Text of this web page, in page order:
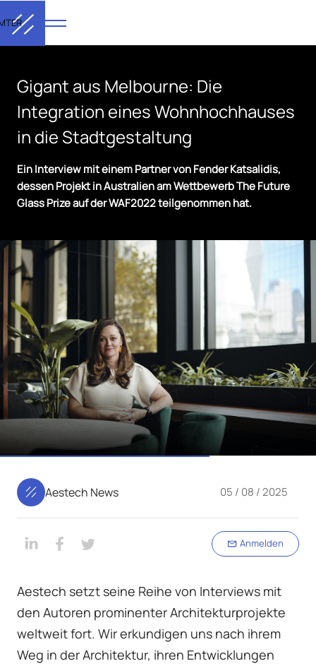
Gigant aus Melbourne: Die
Integration eines Wohnhochhauses
in die Stadtgestaltung
Ein Interview mit einem Partner von Fender Katsalidis,
dessen Projekt in Australien am Wettbewerb The Future
Glass Prize auf der WAF2022 teilgenommen hat.
Aestech News 05 / 08 / 2025
Anmelden
Aestech setzt seine Reihe von Interviews mit
den Autoren prominenter Architekturprojekte
weltweit fort. Wir erkundigen uns nach ihrem
Weg in der Architektur, ihren Entwicklungen